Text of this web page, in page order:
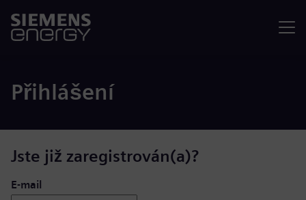
Přihlášení
Jste již zaregistrován(a)?
Přihlášení: uživatel a heslo
E-mail